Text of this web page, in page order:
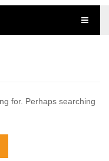
for. Perhaps searching